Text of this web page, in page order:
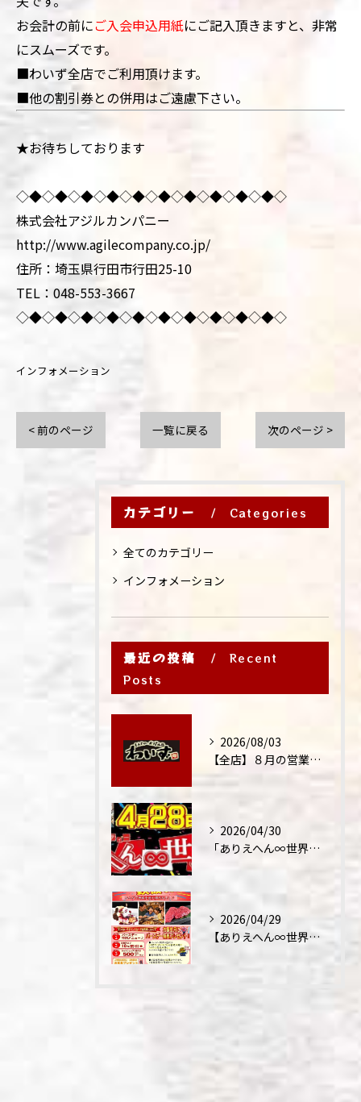
お会計の前にご入会申込用紙にご記入頂きますと、非常
にスムーズです。
■わいず全店でご利用頂けます。
■他の割引券との併用はご遠慮下さい。
★お待ちしております
◇◆◇◆◇◆◇◆◇◆◇◆◇◆◇◆◇◆◇◆◇
株式会社アジルカンパニー
http://www.agilecompany.co.jp/
住所：埼玉県行田市行田25-10
TEL：048-553-3667
◇◆◇◆◇◆◇◆◇◆◇◆◇◆◇◆◇◆◇◆◇
インフォメーション
< 前のページ 一覧に戻る 次のページ >
カテゴリー Categories
全てのカテゴリー
インフォメーション
最近の投稿
Recent
Posts
2026/08/03
【全店】８月の営業時間・ランチ営業につきまして
2026/04/30
「ありえへん∞世界」テレビ出演‼
2026/04/29
【ありえへん∞世界】バースデーステーキについて